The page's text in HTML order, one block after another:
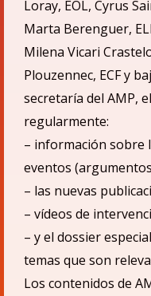
Loray, EOL, Cyrus
Marta Berenguer,
Milena Vicari
Plouzennec, ECFy
secretaría del AMP, el
regularmente:
– información sobre
eventos
– las nuevas
– vídeos de
– y el dossier
temas que son
Los contenidos de